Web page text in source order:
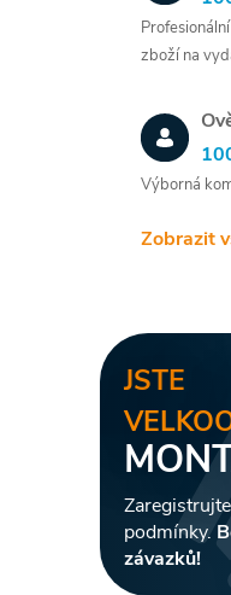
zboží na
Výborná
Zobrazit
JSTE
podmínky.
závazků!